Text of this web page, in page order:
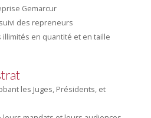
Gemarcur
des repreneurs
illimités en quantité et en taille
les Juges, Présidents, et